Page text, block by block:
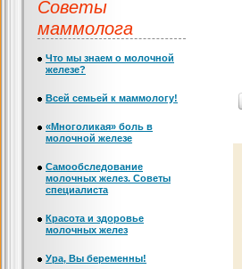
Советы
маммолога
Что мы знаем о молочной
железе?
Всей семьей к маммологу!
«Многоликая» боль в
молочной железе
Самообследование
молочных желез. Советы
специалиста
Красота и здоровье
молочных желез
Ура, Вы беременны!